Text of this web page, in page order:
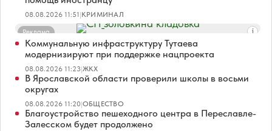
08.08.2026 11:51|КРИМИНАЛ
Реклама
Коммунальную инфраструктуру Тутаева
модернизируют при поддержке нацпроекта
08.08.2026 11:23|ЖКХ
В Ярославской области проверили школы в восьми
округах
08.08.2026 11:20|ОБЩЕСТВО
Благоустройство пешеходного центра в Переславле-
Залесском будет продолжено